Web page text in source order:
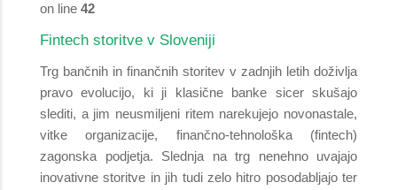
on line 42
Fintech storitve v Sloveniji
Trg bančnih in finančnih storitev v zadnjih letih doživlja
pravo evolucijo, ki ji klasične banke sicer skušajo
slediti, a jim neusmiljeni ritem narekujejo novonastale,
vitke organizacije, finančno-tehnološka (fintech)
zagonska podjetja. Slednja na trg nenehno uvajajo
inovativne storitve in jih tudi zelo hitro posodabljajo ter